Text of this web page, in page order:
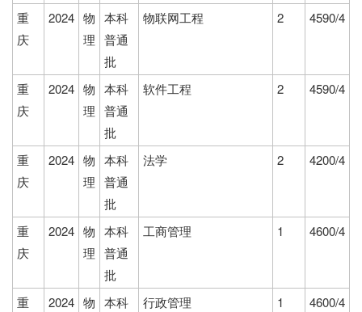
重
庆
2024 物
理
本科
普通
批
物联网工程 2 4590/4
重
庆
2024 物
理
本科
普通
批
软件工程 2 4590/4
重
庆
2024 物
理
本科
普通
批
法学 2 4200/4
重
庆
2024 物
理
本科
普通
批
工商管理 1 4600/4
重
2024 物 本科
行政管理 1 4600/4